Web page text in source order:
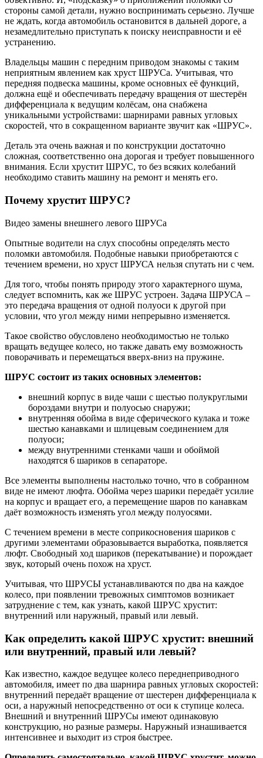
стороны самой детали, нужно воспринимать серьезно. Лучше
не ждать, когда автомобиль остановится в дальней дороге, а
незамедлительно приступать к поиску неисправности и её
устранению.
Владельцы машин с передним приводом знакомы с таким
неприятным явлением как хруст ШРУСа. Учитывая, что
передняя подвеска машины, кроме основных её функций,
должна ещё и обеспечивать передачу вращения от шестерён
дифференциала к ведущим колёсам, она снабжена
уникальными устройствами: шарнирами равных угловых
скоростей, что в сокращенном варианте звучит как «ШРУС».
Деталь эта очень важная и по конструкции достаточно
сложная, соответственно она дорогая и требует повышенного
внимания. Если хрустит ШРУС, то без всяких колебаний
необходимо ставить машину на ремонт и менять его.
Почему хрустит ШРУС?
Видео замены внешнего левого ШРУСа
Опытные водители на слух способны определять место
поломки автомобиля. Подобные навыки приобретаются с
течением времени, но хруст ШРУСА нельзя спутать ни с чем.
Для того, чтобы понять природу этого характерного шума,
следует вспомнить, как же ШРУС устроен. Задача ШРУСА –
это передача вращения от одной полуоси к другой при
условии, что угол между ними непрерывно изменяется.
Такое свойство обусловлено необходимостью не только
вращать ведущее колесо, но также давать ему возможность
поворачивать и перемещаться вверх-вниз на пружине.
ШРУС состоит из таких основных элементов:
внешний корпус в виде чаши с шестью полукруглыми
бороздами внутри и полуосью снаружи;
внутренняя обойма в виде сферического кулака и тоже
шестью канавками и шлицевым соединением для
полуоси;
между внутренними стенками чаши и обоймой
находятся 6 шариков в сепараторе.
Все элементы выполнены настолько точно, что в собранном
виде не имеют люфта. Обойма через шарики передаёт усилие
на корпус и вращает его, а перемещение шаров по канавкам
даёт возможность изменять угол между полуосями.
С течением времени в месте соприкосновения шариков с
другими элементами образовывается выработка, появляется
люфт. Свободный ход шариков (перекатывание) и порождает
звук, который очень похож на хруст.
Учитывая, что ШРУСЫ устанавливаются по два на каждое
колесо, при появлении тревожных симптомов возникает
затруднение с тем, как узнать, какой ШРУС хрустит:
внутренний или наружный, правый или левый.
Как определить какой ШРУС хрустит: внешний
или внутренний, правый или левый?
Как известно, каждое ведущее колесо переднеприводного
автомобиля, имеет по два шарнира равных угловых скоростей:
внутренний передаёт вращение от шестерен дифференциала к
оси, а наружный непосредственно от оси к ступице колеса.
Внешний и внутренний ШРУСы имеют одинаковую
конструкцию, но разные размеры. Наружный изнашивается
интенсивнее и выходит из строя быстрее.